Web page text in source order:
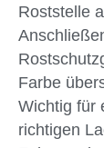
Roststelle
Farbe
Wichtig für
richtigen